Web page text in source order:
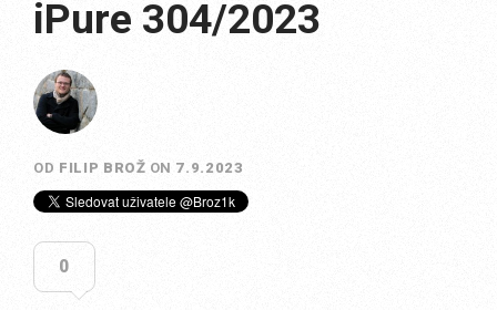
iPure 304/2023
OD FILIP BROŽ ON 7.9.2023
0